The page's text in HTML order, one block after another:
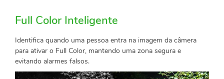
Full Color Inteligente
Identifica quando uma pessoa entra na imagem da câmera
para ativar o Full Color, mantendo uma zona segura e
evitando alarmes falsos.